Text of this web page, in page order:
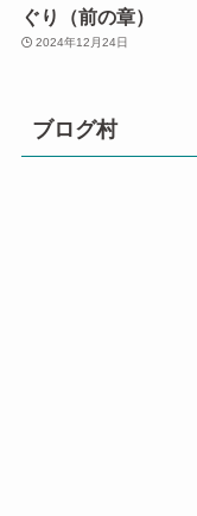
ぐり（前の章）
2024年12月24日
ブログ村